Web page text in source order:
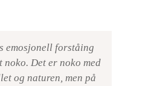
emosjonell forståing
noko. Det er noko med
og naturen, men på